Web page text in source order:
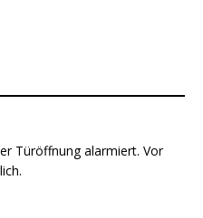
Türöffnung alarmiert. Vor